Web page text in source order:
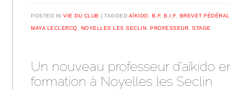
POSTED INVIE DU CLUB TAGGED AÏKIDO B.F,B.I.F, BREVET FÉDÉRAL
MAYA LECLERCQ NOYELLES LES SECLIN ,PROFESSEUR ,STAGE
Un nouveau professeur d’aïkido
formation à Noyelles les Seclin